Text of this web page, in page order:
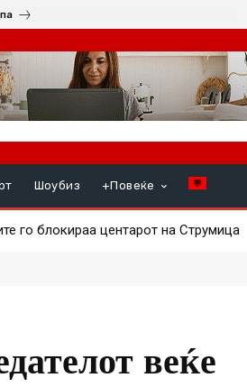
Шоубиз +Повеќе
го блокираа центарот на Струмица
веќе